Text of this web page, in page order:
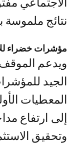
الاجتماعي
نتائج ملموسة
مؤشرات خضراء
ويدعم الموقف
الجيد